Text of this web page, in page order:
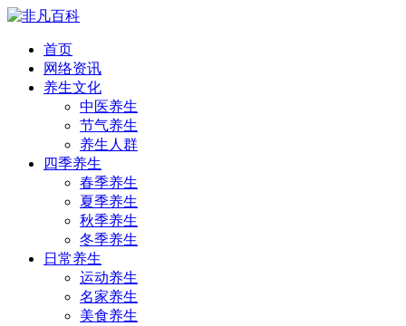
首页
网络资讯
养生文化
中医养生
节气养生
养生人群
四季养生
春季养生
夏季养生
秋季养生
冬季养生
日常养生
运动养生
名家养生
美食养生